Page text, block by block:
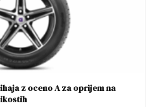
z oceno A za oprijem na